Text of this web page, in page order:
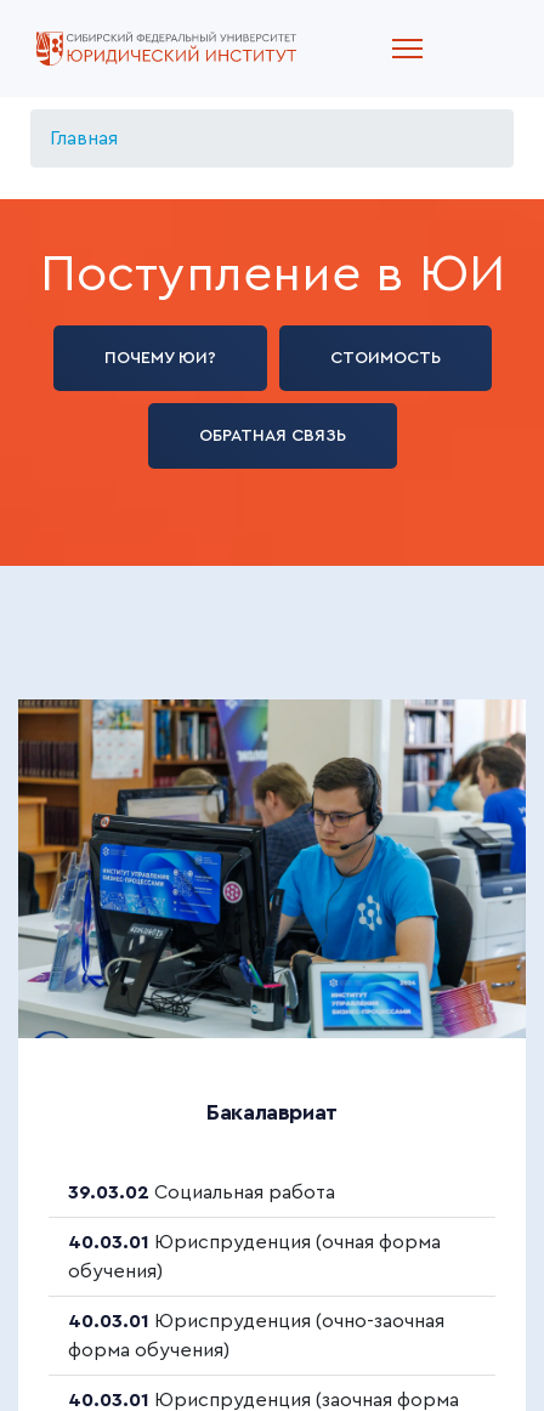
Главная
Поступление в ЮИ
ПОЧЕМУ ЮИ? СТОИМОСТЬ
ОБРАТНАЯ СВЯЗЬ
Бакалавриат
39.03.02 Социальная работа
40.03.01 Юриспруденция (очная форма
обучения)
40.03.01 Юриспруденция (очно-заочная
форма обучения)
40.03.01 Юриспруденция (заочная форма